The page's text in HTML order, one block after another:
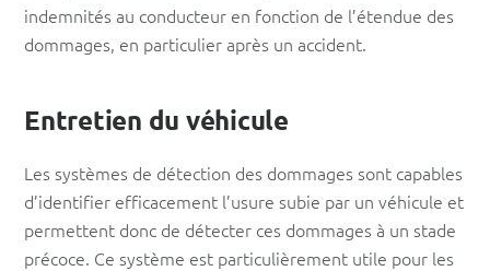
indemnités au conducteur en fonction de l’étendue des
dommages, en particulier après un accident.
Entretien du véhicule
Les systèmes de détection des dommages sont capables
d’identifier efficacement l’usure subie par un véhicule et
permettent donc de détecter ces dommages à un stade
précoce. Ce système est particulièrement utile pour les